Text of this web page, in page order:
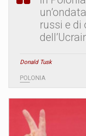
russi e
Donald Tusk
POLONIA